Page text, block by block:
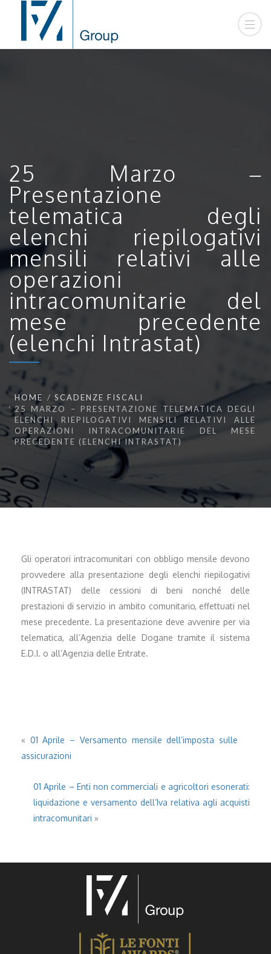
25 Marzo –
Presentazione
telematica degli
elenchi riepilogativi
mensili relativi alle
operazioni
intracomunitarie del
mese precedente
(elenchi Intrastat)
HOME
SCADENZE FISCALI
25 MARZO – PRESENTAZIONE TELEMATICA DEGLI
ELENCHI RIEPILOGATIVI MENSILI RELATIVI ALLE
OPERAZIONI INTRACOMUNITARIE DEL MESE
PRECEDENTE (ELENCHI INTRASTAT)
Gli operatori intracomunitari con obbligo mensile devono
provvedere alla presentazione degli elenchi riepilogativi
(INTRASTAT) delle cessioni di beni nonché delle
prestazioni di servizio in ambito comunitario, effettuati nel
mese precedente. La presentazione deve avvenire per via
telematica, all’Agenzia delle Dogane tramite il sistema
E.D.I. o all’Agenzia delle Entrate.
« 01 Aprile – Versamento mensile dell’imposta sulle
assicurazioni
01 Aprile – Enti non commerciali e agricoltori esonerati:
liquidazione e versamento dell’Iva relativa agli acquisti
intracomunitari »